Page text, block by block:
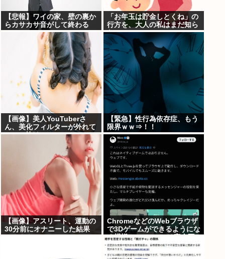
【悲報】ワイの家、壁の裏か
らカサカサ音がして終わる
「お年玉は貯金しとくね」の
行方を、大人の私はまだ知ら
ない。
【画像】美人YouTuberさ
ん、美化フィルターが外れて
ぶっコ抜けwww
【緊急】性行為依存症、もう
限界ｗｗ⇒！！
【画像】アスリート、運動の
30分前にオナニーした結果
ChromeなどのWebブラウザ
で3Dゲームができるようにな
る模様。Windowsは完全不
要に